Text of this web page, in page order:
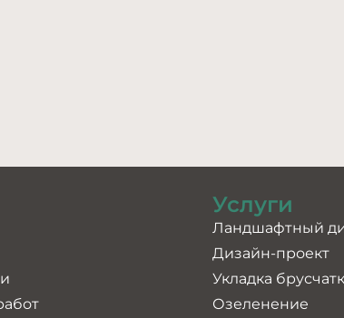
Услуги
Ландшафтный
Дизайн-проект
Укладка
Озеленение